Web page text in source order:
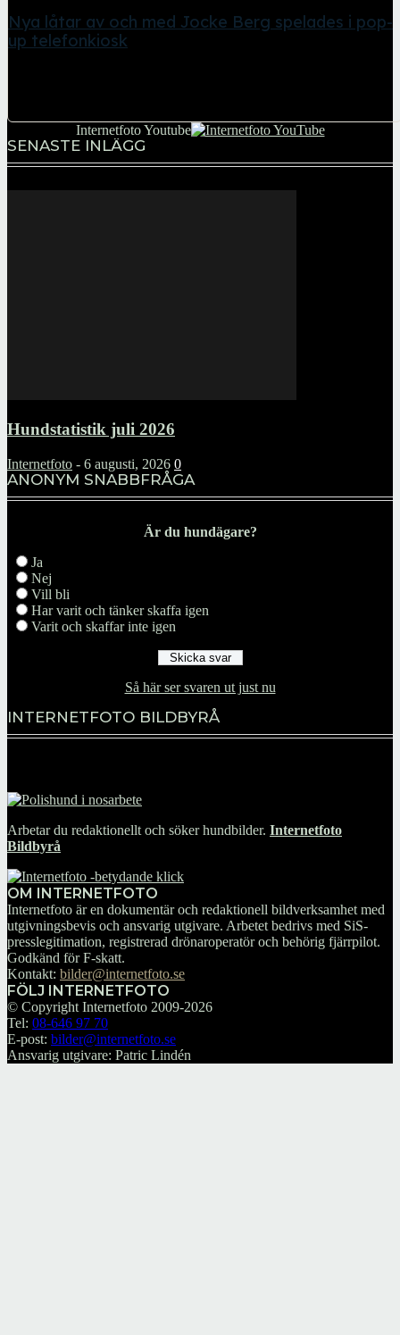
Nya låtar av och med Jocke Berg spelades i pop-
up telefonkiosk
Internetfoto Youtube
SENASTE INLÄGG
Hundstatistik juli 2026
Internetfoto - 6 augusti, 2026 0
ANONYM SNABBFRÅGA
Är du hundägare?
Ja
Nej
Vill bli
Har varit och tänker skaffa igen
Varit och skaffar inte igen
Så här ser svaren ut just nu
INTERNETFOTO BILDBYRÅ
Arbetar du redaktionellt och söker hundbilder. Internetfoto
Bildbyrå
OM INTERNETFOTO
Internetfoto är en dokumentär och redaktionell bildverksamhet med
utgivningsbevis och ansvarig utgivare. Arbetet bedrivs med SiS-
presslegitimation, registrerad drönaroperatör och behörig fjärrpilot.
Godkänd för F-skatt.
Kontakt: bilder@internetfoto.se
FÖLJ INTERNETFOTO
© Copyright Internetfoto 2009-2026
Tel: 08-646 97 70
E-post: bilder@internetfoto.se
Ansvarig utgivare: Patric Lindén